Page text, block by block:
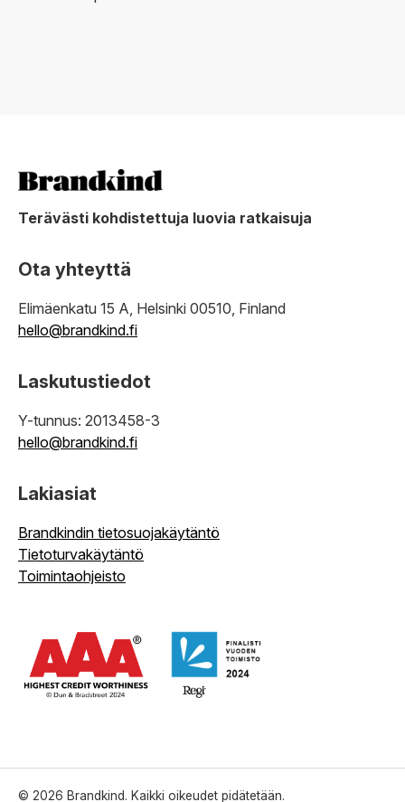
Terävästi kohdistettuja luovia ratkaisuja
Ota yhteyttä
Elimäenkatu 15 A, Helsinki 00510, Finland
hello@brandkind.fi
Laskutustiedot
Y-tunnus: 2013458-3
hello@brandkind.fi
Lakiasiat
Brandkindin tietosuojakäytäntö
Tietoturvakäytäntö
Toimintaohjeisto
© 2026 Brandkind. Kaikki oikeudet pidätetään.